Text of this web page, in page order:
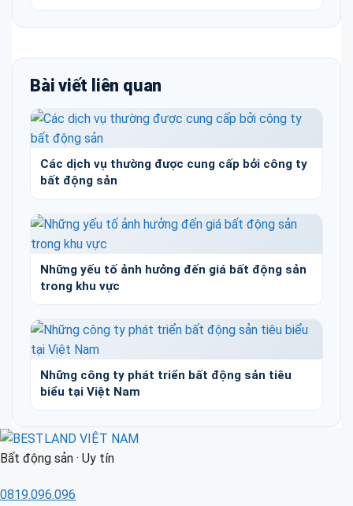
Bài viết liên quan
Các dịch vụ thường được cung cấp bởi công ty
bất động sản
Những yếu tố ảnh hưởng đến giá bất động sản
trong khu vực
Những công ty phát triển bất động sản tiêu
biểu tại Việt Nam
Bất động sản · Uy tín
0819.096.096